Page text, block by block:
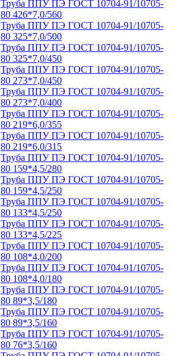
Труба ППУ ПЭ ГОСТ 10704-91/10705-
80 426*7,0/560
Труба ППУ ПЭ ГОСТ 10704-91/10705-
80 325*7,0/500
Труба ППУ ПЭ ГОСТ 10704-91/10705-
80 325*7,0/450
Труба ППУ ПЭ ГОСТ 10704-91/10705-
80 273*7,0/450
Труба ППУ ПЭ ГОСТ 10704-91/10705-
80 273*7,0/400
Труба ППУ ПЭ ГОСТ 10704-91/10705-
80 219*6,0/355
Труба ППУ ПЭ ГОСТ 10704-91/10705-
80 219*6,0/315
Труба ППУ ПЭ ГОСТ 10704-91/10705-
80 159*4,5/280
Труба ППУ ПЭ ГОСТ 10704-91/10705-
80 159*4,5/250
Труба ППУ ПЭ ГОСТ 10704-91/10705-
80 133*4,5/250
Труба ППУ ПЭ ГОСТ 10704-91/10705-
80 133*4,5/225
Труба ППУ ПЭ ГОСТ 10704-91/10705-
80 108*4,0/200
Труба ППУ ПЭ ГОСТ 10704-91/10705-
80 108*4,0/180
Труба ППУ ПЭ ГОСТ 10704-91/10705-
80 89*3,5/180
Труба ППУ ПЭ ГОСТ 10704-91/10705-
80 89*3,5/160
Труба ППУ ПЭ ГОСТ 10704-91/10705-
80 76*3,5/160